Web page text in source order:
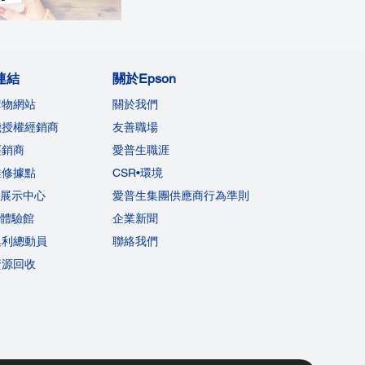
結
網站
權經銷商
商
據點
示中心
驗館
總動員
回收
關於Epson
關於我們
友善職場
愛普生職涯
CSR•環境
愛普生集團供應商行為準則
企業新聞
聯絡我們